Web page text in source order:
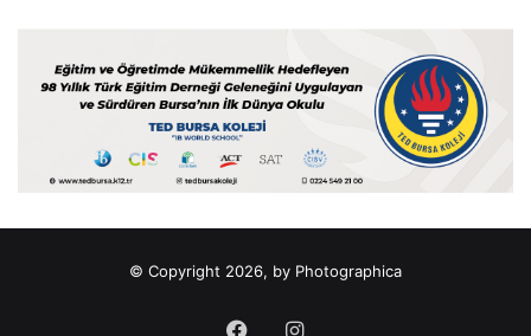
© Copyright 2026, by Photographica
FacebookInstagram